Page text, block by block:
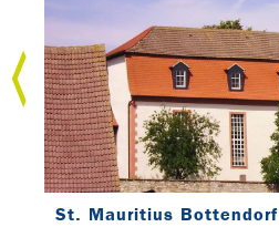
St. Mauritius Bottendorf